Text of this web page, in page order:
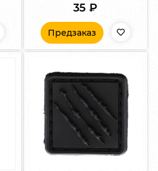
35₽
Предзаказ